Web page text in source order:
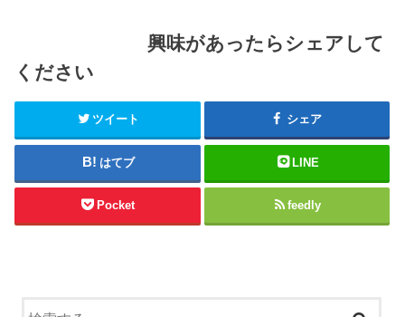
興味があったらシェアして
ください
ツイート シェア
はてブ LINE
Pocket feedly